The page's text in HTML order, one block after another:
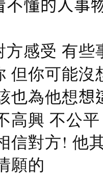
不懂的人事
感受 有
但你可能
也為他想想
高興 不公
信對方! 他
願的